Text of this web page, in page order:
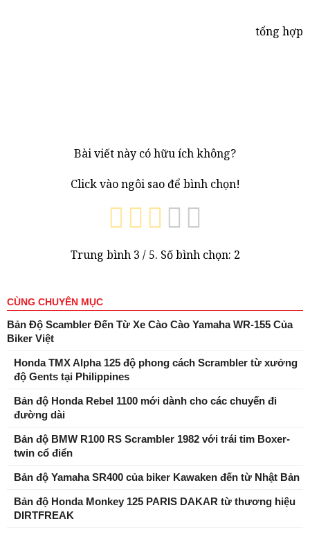
tổng hợp
Bài viết này có hữu ích không?
Click vào ngôi sao để bình chọn!
Trung bình 3 / 5. Số bình chọn: 2
CÙNG CHUYÊN MỤC
Bản Độ Scambler Đến Từ Xe Cào Cào Yamaha WR-155 Của
Biker Việt
Honda TMX Alpha 125 độ phong cách Scrambler từ xưởng
độ Gents tại Philippines
Bản độ Honda Rebel 1100 mới dành cho các chuyến đi
đường dài
Bản độ BMW R100 RS Scrambler 1982 với trái tim Boxer-
twin cổ điển
Bản độ Yamaha SR400 của biker Kawaken đến từ Nhật Bản
Bản độ Honda Monkey 125 PARIS DAKAR từ thương hiệu
DIRTFREAK